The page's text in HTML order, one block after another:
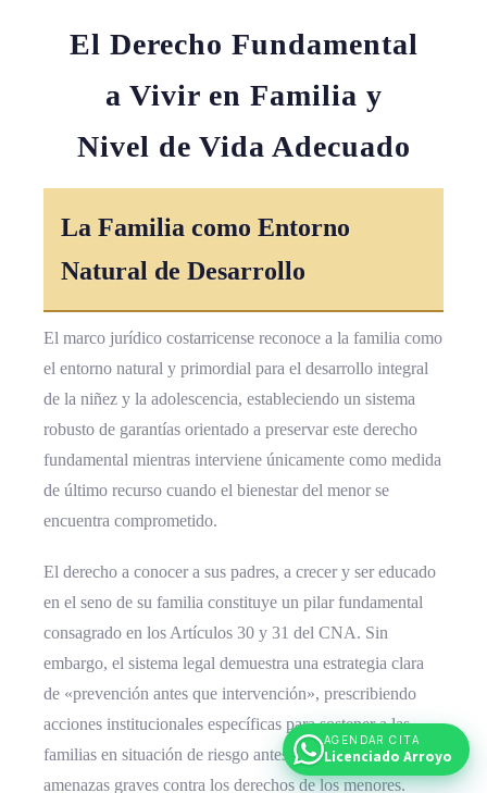
El Derecho Fundamental
a Vivir en Familia y
Nivel de Vida Adecuado
La Familia como Entorno
Natural de Desarrollo
El marco jurídico costarricense reconoce a la familia como
el entorno natural y primordial para el desarrollo integral
de la niñez y la adolescencia, estableciendo un sistema
robusto de garantías orientado a preservar este derecho
fundamental mientras interviene únicamente como medida
de último recurso cuando el bienestar del menor se
encuentra comprometido.
El derecho a conocer a sus padres, a crecer y ser educado
en el seno de su familia constituye un pilar fundamental
consagrado en los Artículos 30 y 31 del CNA. Sin
embargo, el sistema legal demuestra una estrategia clara
de «prevención antes que intervención», prescribiendo
acciones institucionales específicas para sostener a las
familias en situación de riesgo antes de que se materialicen
amenazas graves contra los derechos de los menores.
AGENDAR CITA
Licenciado Arroyo